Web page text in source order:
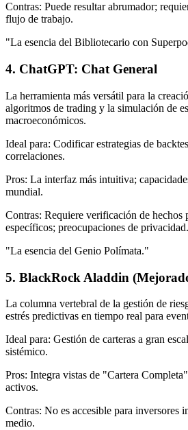
Contras: Puede resultar abrumador;
flujo de trabajo.
"La esencia del Bibliotecario con
4. ChatGPT: Chat General
La herramienta más versátil para la
algoritmos de trading y la simulación de
macroeconómicos.
Ideal para: Codificar estrategias de
correlaciones.
Pros: La interfaz más intuitiva;
mundial.
Contras: Requiere verificación de hechos
específicos; preocupaciones de privacidad.
"La esencia del Genio Polímata."
5. BlackRock Aladdin
La columna vertebral de la gestión de
estrés predictivas en tiempo real para
Ideal para: Gestión de carteras a gran
sistémico.
Pros: Integra vistas de "Cartera
activos.
Contras: No es accesible para inversores
medio.